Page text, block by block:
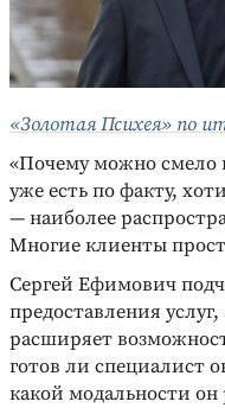
«Золотая Психея» по
«Почему можно смело
уже есть по факту,
— наиболее
Многие клиенты
Сергей Ефимович
предоставления
расширяет
готов ли специалист
какой модальности он